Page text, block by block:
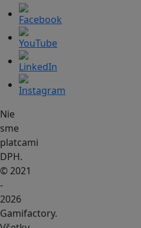
Nie
sme
platcami
DPH.
© 2021
-
2026
Gamifactory.